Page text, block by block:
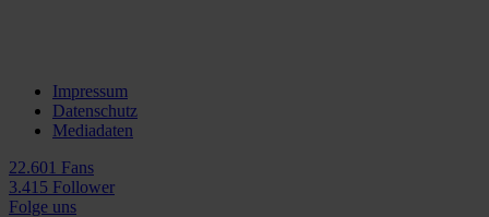
Impressum
Datenschutz
Mediadaten
22.601 Fans
3.415 Follower
Folge uns